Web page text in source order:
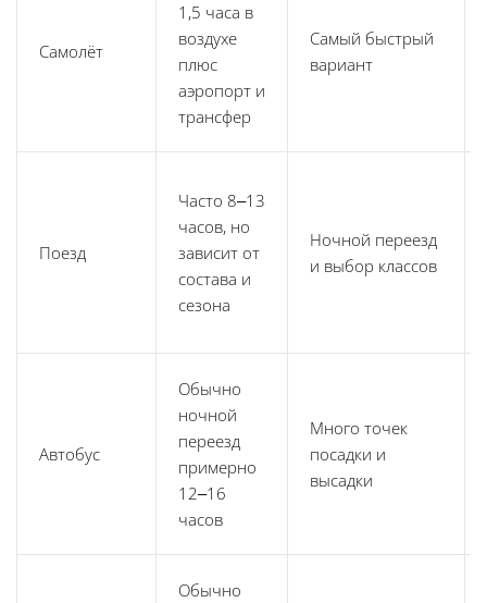
Самолёт
1,5 часа в
воздухе
плюс
аэропорт и
трансфер
Самый быстрый
вариант
Поезд
Часто 8–13
часов, но
зависит от
состава и
сезона
Ночной переезд
и выбор классов
Автобус
Обычно
ночной
переезд
примерно
12–16
часов
Много точек
посадки и
высадки
Обычно